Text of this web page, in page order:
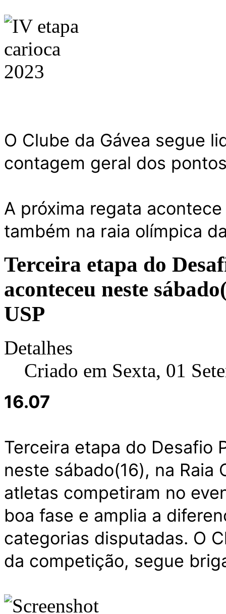
O Clube da Gávea segue
contagem geral dos
A próxima regata
também na raia olímpica
Terceira etapa do
aconteceu neste
USP
Detalhes
Criado em Sexta, 01
16.07
Terceira etapa do Desafio
neste sábado(16), na Raia
atletas competiram no
boa fase e amplia a
categorias disputadas. O
da competição, segue